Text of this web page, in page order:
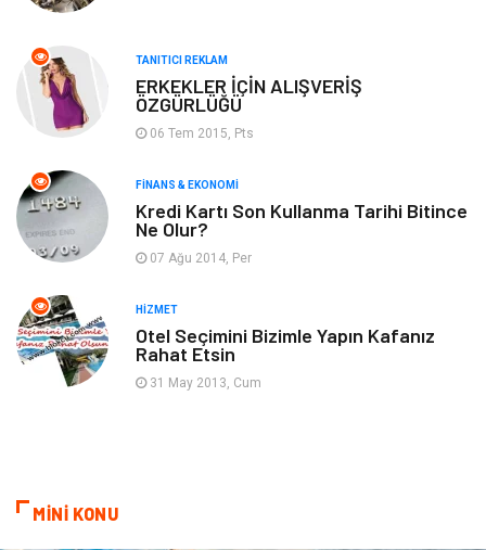
Tatil Genel Kültür
Emlak
Ev İşleri
Gençlik & Eğlence
Sigorta
Mobilya
TANITICI REKLAM
ERKEKLER İÇİN ALIŞVERİŞ
ÖZGÜRLÜĞÜ
06 Tem 2015, Pts
FINANS & EKONOMI
Kredi Kartı Son Kullanma Tarihi Bitince
Ne Olur?
07 Ağu 2014, Per
HIZMET
Otel Seçimini Bizimle Yapın Kafanız
Rahat Etsin
31 May 2013, Cum
MİNİ KONU